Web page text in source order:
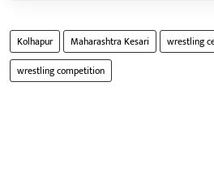
Kolhapur Maharashtra Kesari wrestling
wrestling competition